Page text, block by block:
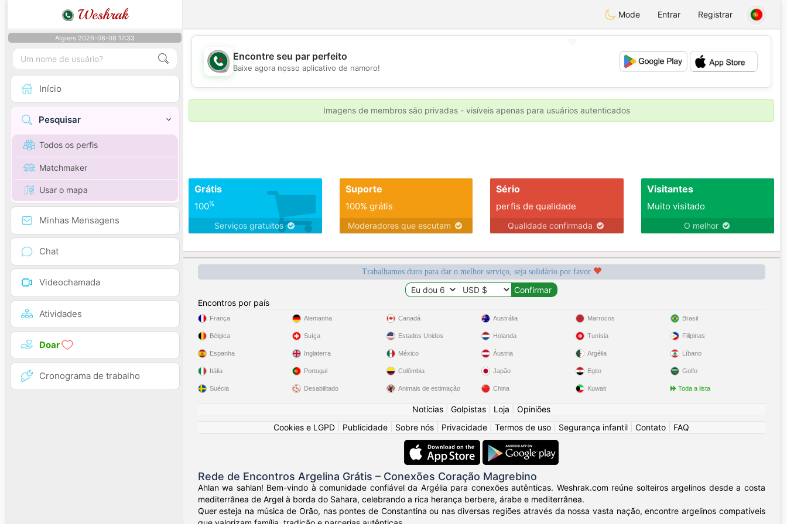
Weshrak Mode Entrar Registrar
Algiers 2026-08-08 17:33
Início
Pesquisar
Todos os perfis
Matchmaker
Usar o mapa
Minhas Mensagens
Chat
Videochamada
Atividades
Doar
Cronograma de trabalho
💖
💕
💕
Encontre seu par perfeito
Baixe agora nosso aplicativo de namoro!
Imagens de membros são privadas - visíveis apenas para usuários autenticados
Grátis
100%
Serviços gratuitos
Suporte
100% grátis
Moderadores que escutam
Sério
perfis de qualidade
Qualidade confirmada
Visitantes
Muito visitado
O melhor
Trabalhamos duro para dar o melhor serviço, seja solidário por favor
Encontros por país
França
Bélgica
Espanha
Itália
Suécia
Alemanha
Suíça
Inglaterra
Portugal
Desabilitado
Canadá
Estados Unidos
México
Colômbia
Animais de estimação
Austrália
Holanda
Áustria
Japão
China
Marrocos
Tunísia
Argélia
Egito
Kuwait
Brasil
Filipinas
Líbano
Golfo
Toda a lista
Notícias Golpistas Loja
Opiniões
Cookies e LGPD
Publicidade Sobre nós Privacidade Termos de uso Segurança infantil Contato FAQ
Rede de Encontros Argelina Grátis – Conexões Coração Magrebino
Ahlan wa sahlan! Bem-vindo à comunidade confiável da Argélia para conexões autênticas. Weshrak.com reúne solteiros argelinos desde a costa
mediterrânea de Argel à borda do Sahara, celebrando a rica herança berbere, árabe e mediterrânea.
Quer esteja na música de Orão, nas pontes de Constantina ou nas diversas regiões através da nossa vasta nação, encontre argelinos compatíveis